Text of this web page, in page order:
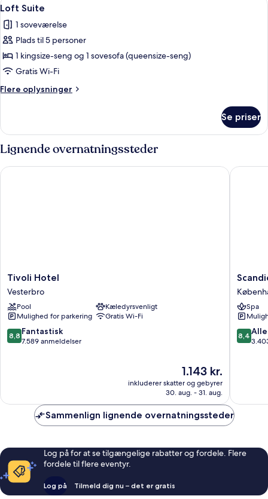
Semidouble
140x200cm)
alle
billeder
af
Loft
Suite
7
Loft Suite
1 soveværelse
Plads til 5 personer
1 kingsize-seng og 1 sovesofa (queensize-seng)
Gratis Wi-Fi
Flere oplysninger
Flere
Suite
Se priser
Lignende overnatningssteder
Tivoli
Hotel
Vesterbro
Tivoli Hotel
Vesterbro
Pool
Kæledyrsvenligt
Mulighed for parkering
Gratis Wi-Fi
8.8
ud
8,8 Fantastisk
7.589 anmeldelser
Prisen
er
1.143 kr.
1.143 kr.
inkluderer skatter og gebyrer
30. aug. - 31. aug.
Tivoli Hotel
Scandic
Spa
8.4
ud
8,4
Scandic
Sammenlign lignende overnatningssteder
Log på for at se tilgængelige rabatter og fordele. Flere
fordele til flere eventyr.
Log på Tilmeld dig nu – det er gratis